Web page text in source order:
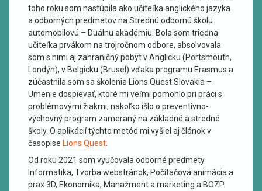
toho roku som nastúpila ako učiteľka anglického jazyka
a odborných predmetov na Strednú odbornú školu
automobilovú – Duálnu akadémiu. Bola som triedna
učiteľka prvákom na trojročnom odbore, absolvovala
som s nimi aj zahraničný pobyt v Anglicku (Portsmouth,
Londýn), v Belgicku (Brusel) vďaka programu Erasmus a
zúčastnila som sa školenia Lions Quest Slovakia –
Umenie dospievať, ktoré mi veľmi pomohlo pri práci s
problémovými žiakmi, nakoľko išlo o preventívno-
výchovný program zameraný na základné a stredné
školy. O aplikácií týchto metód mi vyšiel aj článok v
časopise Lions Quest
Od roku 2021 som vyučovala odborné predmety
Informatika, Tvorba webstránok, Počítačová animácia a
prax 3D, Ekonomika, Manažment a marketing a BOZP